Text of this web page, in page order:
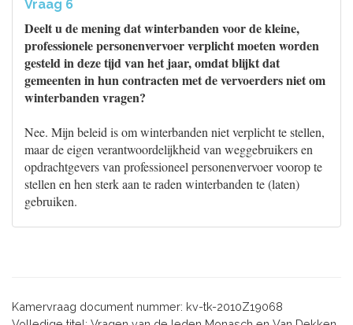
Vraag 6
Deelt u de mening dat winterbanden voor de kleine,
professionele personenvervoer verplicht moeten worden
gesteld in deze tijd van het jaar, omdat blijkt dat
gemeenten in hun contracten met de vervoerders niet om
winterbanden vragen?
Nee. Mijn beleid is om winterbanden niet verplicht te stellen,
maar de eigen verantwoordelijkheid van weggebruikers en
opdrachtgevers van professioneel personenvervoer voorop te
stellen en hen sterk aan te raden winterbanden te (laten)
gebruiken.
Kamervraag document nummer: kv-tk-2010Z19068